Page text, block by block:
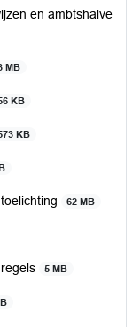
en ambtshalve
MB
KB
KB
62 MB
5 MB